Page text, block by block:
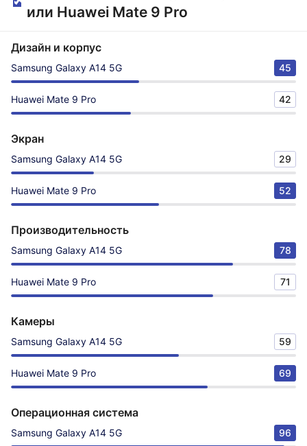
или Huawei Mate 9 Pro
Дизайн и корпус
Samsung Galaxy A14 5G 45
Huawei Mate 9 Pro 42
Экран
Samsung Galaxy A14 5G 29
Huawei Mate 9 Pro 52
Производительность
Samsung Galaxy A14 5G 78
Huawei Mate 9 Pro 71
Камеры
Samsung Galaxy A14 5G 59
Huawei Mate 9 Pro 69
Операционная система
Samsung Galaxy A14 5G 96